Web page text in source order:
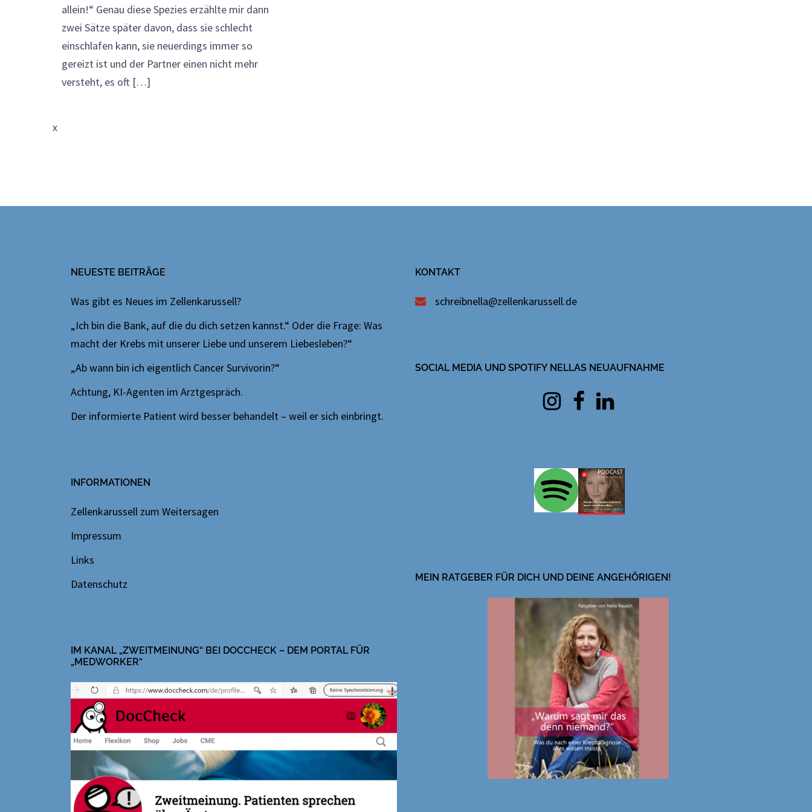
allein!“ Genau diese Spezies erzählte mir dann
zwei Sätze später davon, dass sie schlecht
einschlafen kann, sie neuerdings immer so
gereizt ist und der Partner einen nicht mehr
versteht, es oft […]
x
NEUESTE BEITRÄGE
Was gibt es Neues im Zellenkarussell?
„Ich bin die Bank, auf die du dich setzen kannst.“ Oder die Frage: Was
macht der Krebs mit unserer Liebe und unserem Liebesleben?“
„Ab wann bin ich eigentlich Cancer Survivorin?“
Achtung, KI-Agenten im Arztgespräch.
Der informierte Patient wird besser behandelt – weil er sich einbringt.
INFORMATIONEN
Zellenkarussell zum Weitersagen
Impressum
Links
Datenschutz
IM KANAL „ZWEITMEINUNG“ BEI DOCCHECK – DEM PORTAL FÜR
„MEDWORKER“
KONTAKT
schreibnella@zellenkarussell.de
SOCIAL MEDIA UND SPOTIFY NELLAS NEUAUFNAHME
Instagram
facebookLinkedin
MEIN RATGEBER FÜR DICH UND DEINE ANGEHÖRIGEN!